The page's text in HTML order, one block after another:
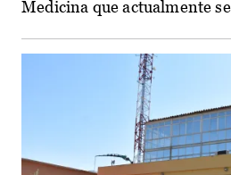
Medicina que actualmente